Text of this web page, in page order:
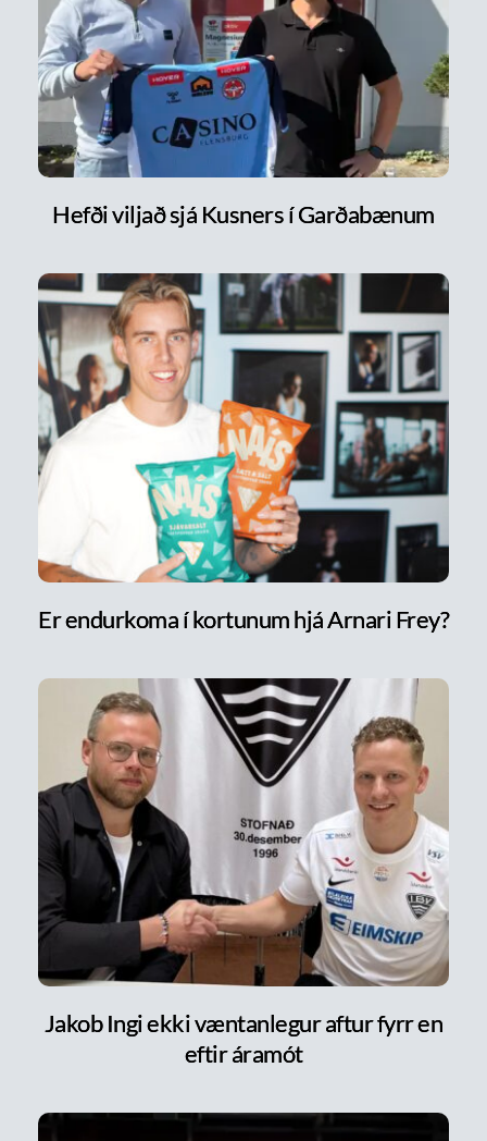
Hefði viljað sjá Kusners í Garðabænum
Er endurkoma í kortunum hjá Arnari Frey?
Jakob Ingi ekki væntanlegur aftur fyrr en
eftir áramót